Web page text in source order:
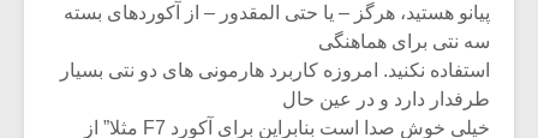
پیانو هستید، هرگز – یا حتی المقدور – از آکوردهای بسته
سه نتی برای هماهنگی
استفاده نکنید. امروزه کاربرد هارمونی های دو نتی بسیار
طرفدار دارد و در عین حال
خیلی خوش صدا است بنابراین برای آکورد F7 مثلا” از